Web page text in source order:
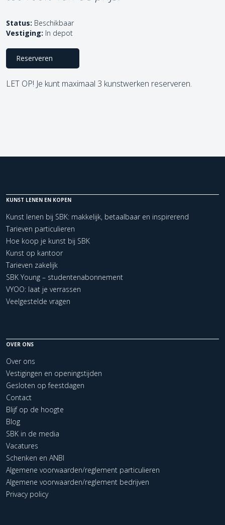
Status: Beschikbaar
Vestiging: In depot
Reserveren
LET OP! Je kunt maximaal 3 kunstwerken reserveren.
KUNST LENEN EN KOPEN
Kunst lenen bij SBK: makkelijk, betaalbaar en inspirerend
Tarieven particulieren
Hoe koop je kunst bij SBK
Kunst op kantoor
Tarieven zakelijk
SBK Young – studentenabonnement
VYOO: laat je verrassen
Veelgestelde vragen
OVER ONS
Over ons
Vestigingen en openingstijden
Gesloten op feestdagen
Contact
Blijf op de hoogte
Blog
SBK in de media
Vacatures
Schenken en ANBI
Algemene voorwaarden/reglement particulieren
Algemene voorwaarden/reglement bedrijven
Privacy policy